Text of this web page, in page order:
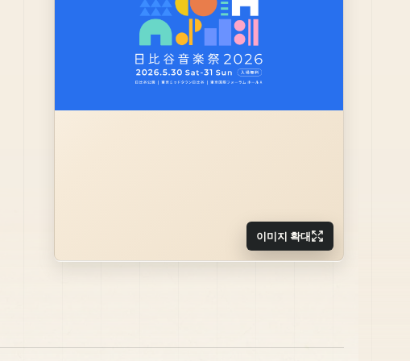
이미지 확대